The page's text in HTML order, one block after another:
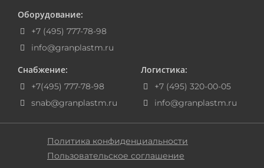
Оборудование:
+7 (495) 777-78-98
info@granplastm.ru
Снабжение:
+7(495) 777-78-98
snab@granplastm.ru
Логистика:
+7 (495) 320-00-05
info@granplastm.ru
Политика конфиденциальности
Пользовательское соглашение